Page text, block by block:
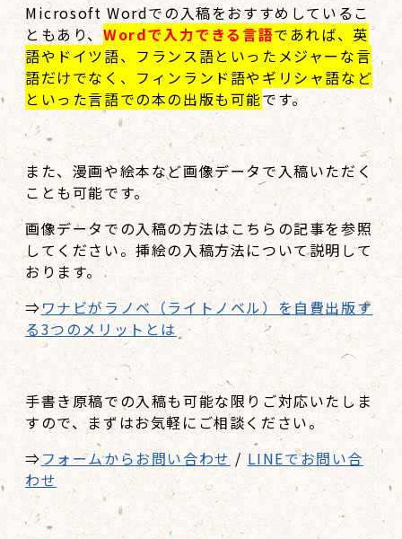
Microsoft Wordでの入稿をおすすめしているこ
ともあり、Wordで入力できる言語であれば、英
語やドイツ語、フランス語といったメジャーな言
語だけでなく、フィンランド語やギリシャ語など
といった言語での本の出版も可能です。
また、漫画や絵本など画像データで入稿いただく
ことも可能です。
画像データでの入稿の方法はこちらの記事を参照
してください。挿絵の入稿方法について説明して
おります。
⇒ワナビがラノベ（ライトノベル）を自費出版す
る3つのメリットとは
手書き原稿での入稿も可能な限りご対応いたしま
すので、まずはお気軽にご相談ください。
⇒フォームからお問い合わせ / LINEでお問い合
わせ